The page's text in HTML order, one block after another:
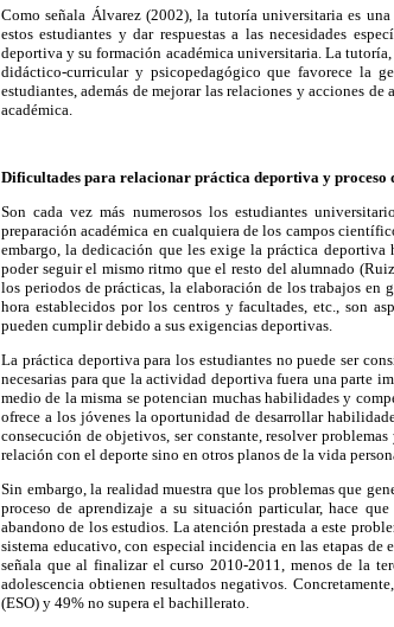
Como señala Álvarez (2002), la tutoría universitaria es
estos estudiantes y dar respuestas a las necesidades
deportiva y su formación académica universitaria. La
didáctico-curricular y psicopedagógico que favorece la
estudiantes, además de mejorar las relaciones y acciones
académica.
Dificultades para relacionar práctica deportiva y proceso
Son cada vez más numerosos los estudiantes
preparación académica en cualquiera de los campos
embargo, la dedicación que les exige la práctica deportiva
poder seguir el mismo ritmo que el resto del alumnado
los periodos de prácticas, la elaboración de los trabajos
hora establecidos por los centros y facultades, etc., son
pueden cumplir debido a sus exigencias deportivas.
La práctica deportiva para los estudiantes no puede ser
necesarias para que la actividad deportiva fuera una parte
medio de la misma se potencian muchas habilidades y
ofrece a los jóvenes la oportunidad de desarrollar
consecución de objetivos, ser constante, resolver
relación con el deporte sino en otros planos de la vida
Sin embargo, la realidad muestra que los problemas que
proceso de aprendizaje a su situación particular, hace
abandono de los estudios. La atención prestada a este
sistema educativo, con especial incidencia en las etapas
señala que al finalizar el curso 2010-2011, menos de la
adolescencia obtienen resultados negativos.
(ESO) y 49% no supera el bachillerato.